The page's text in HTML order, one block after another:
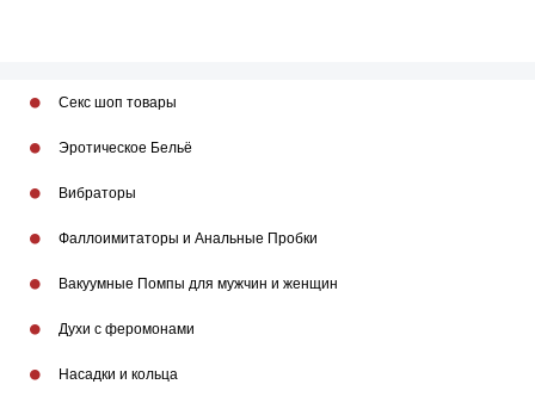
Секс шоп товары
Эротическое Бельё
Вибраторы
Фаллоимитаторы и Анальные Пробки
Вакуумные Помпы для мужчин и женщин
Духи с феромонами
Насадки и кольца